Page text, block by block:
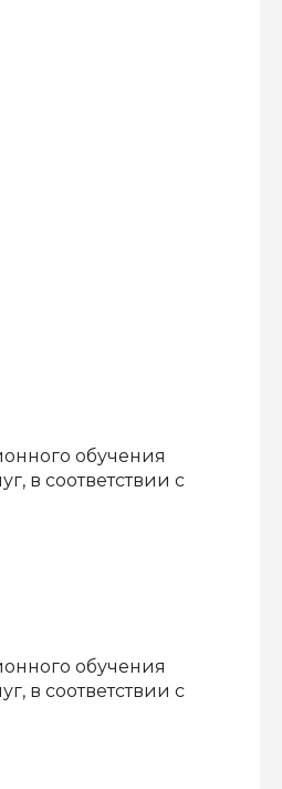
обучения
в соответствии с
обучения
в соответствии с